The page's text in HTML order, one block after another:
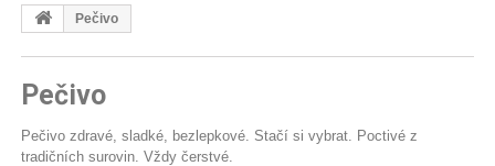
Pečivo
Pečivo
Pečivo zdravé, sladké, bezlepkové. Stačí si vybrat. Poctivé z
tradičních surovin. Vždy čerstvé.